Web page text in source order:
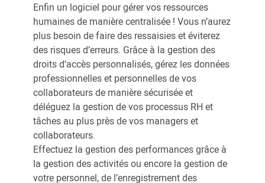
Enfin un logiciel pour gérer vos ressources
humaines de manière centralisée ! Vous n’aurez
plus besoin de faire des ressaisies et éviterez
des risques d’erreurs. Grâce à la gestion des
droits d’accès personnalisés, gérez les données
professionnelles et personnelles de vos
collaborateurs de manière sécurisée et
déléguez la gestion de vos processus RH et
tâches au plus près de vos managers et
collaborateurs.
Effectuez la gestion des performances grâce à
la gestion des activités ou encore la gestion de
votre personnel, de l’enregistrement des